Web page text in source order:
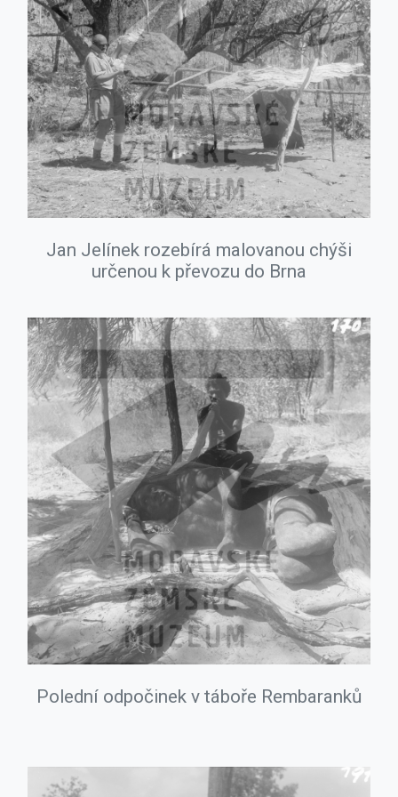
Jan Jelínek rozebírá malovanou chýši
určenou k převozu do Brna
Polední odpočinek v táboře Rembaranků